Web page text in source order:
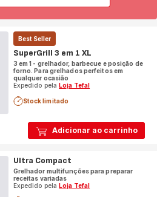
Adicionar ao carrinho
Best Seller
SuperGrill 3 em 1 XL
3 em 1 - grelhador, barbecue e posição de
forno. Para grelhados perfeitos em
qualquer ocasião
Expedido pelaLoja Tefal
Stock limitado
Ultra Compact
Grelhador multifunções para preparar
receitas variadas
Expedido pelaLoja Tefal